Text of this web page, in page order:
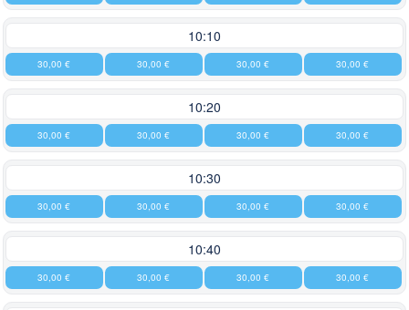
10:10
30,00 € 30,00 € 30,00 € 30,00 €
10:20
30,00 € 30,00 € 30,00 € 30,00 €
10:30
30,00 € 30,00 € 30,00 € 30,00 €
10:40
30,00 € 30,00 € 30,00 € 30,00 €